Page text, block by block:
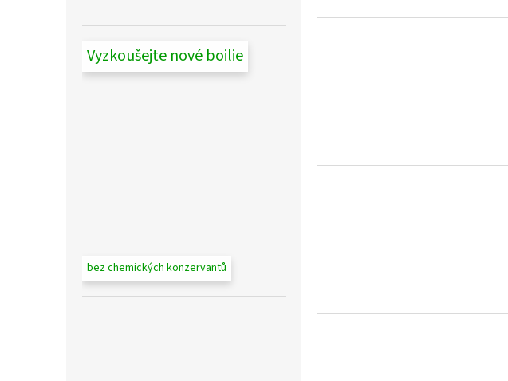
Vyzkoušejte nové boilie
bez chemických konzervantů